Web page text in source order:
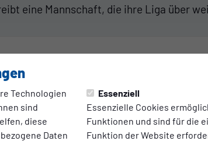
Technologien
sind
diese
Daten
Essenziell
Essenzielle Cookies
Funktionen und sind für die
Funktion der Website
eine Mannschaft, die ihre Liga über
0:6